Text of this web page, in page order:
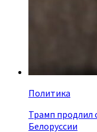
Политика
Трамп продлил
Белоруссии